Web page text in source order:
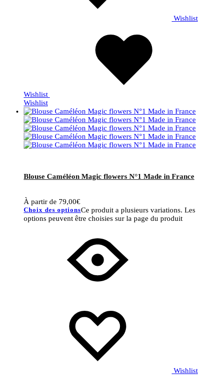
Wishlist
Wishlist
Wishlist
Blouse Caméléon Magic flowers N°1 Made in France
À partir de 79,00€
Choix des optionsCe produit a plusieurs variations. Les
options peuvent être choisies sur la page du produit
Wishlist